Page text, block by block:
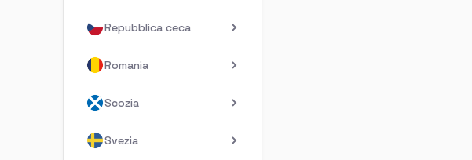
Repubblica ceca
Romania
Scozia
Svezia